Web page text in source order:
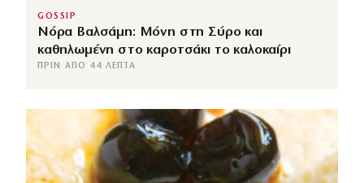
GOSSIP
Νόρα Βαλσάμη: Μόνη στη Σύρο και
καθηλωμένη στο καροτσάκι το καλοκαίρι
ΠΡΙΝ ΑΠΌ 44 ΛΕΠΤΆ